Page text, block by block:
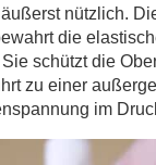
nützlich.
die
schützt die
zu einer
im